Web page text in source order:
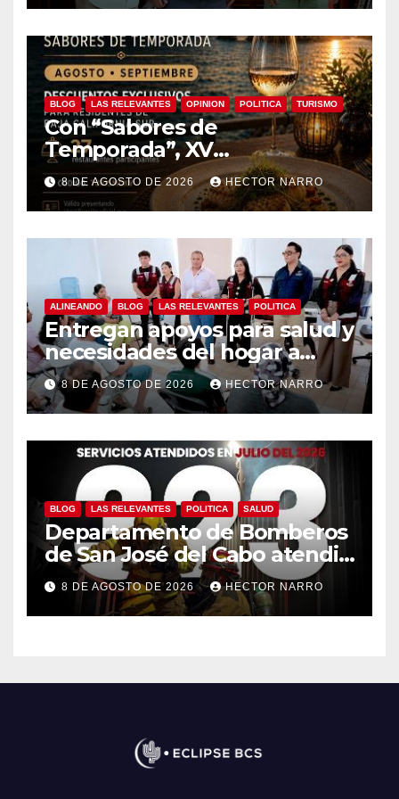
BLOG LAS RELEVANTES OPINION POLITICA TURISMO
Con “Sabores de
Temporada”, XV
Ayuntamiento de Los Cabos y
Canirac impulsan consumo
local con beneficios para
residentes de BCS
8 DE AGOSTO DE 2026 HECTOR NARRO
ALINEANDO BLOG LAS RELEVANTES POLITICA
Entregan apoyos para salud y
necesidades del hogar a
familias de Cabo San Lucas
8 DE AGOSTO DE 2026 HECTOR NARRO
BLOG LAS RELEVANTES POLITICA SALUD
Departamento de Bomberos
de San José del Cabo atendió
323 emergencias durante
julio
8 DE AGOSTO DE 2026 HECTOR NARRO